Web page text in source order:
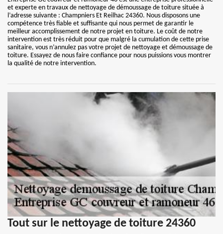
et experte en travaux de nettoyage de démoussage de toiture située à
l’adresse suivante : Champniers Et Reilhac 24360. Nous disposons une
compétence très fiable et suffisante qui nous permet de garantir le
meilleur accomplissement de notre projet en toiture. Le coût de notre
intervention est très réduit pour que malgré la cumulation de cette prise
sanitaire, vous n’annulez pas votre projet de nettoyage et démoussage de
toiture. Essayez de nous faire confiance pour nous puissions vous montrer
la qualité de notre intervention.
Tout sur le nettoyage de toiture 24360